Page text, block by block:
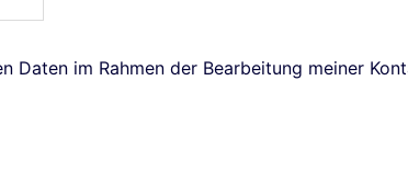
Daten im Rahmen der Bearbeitung meiner